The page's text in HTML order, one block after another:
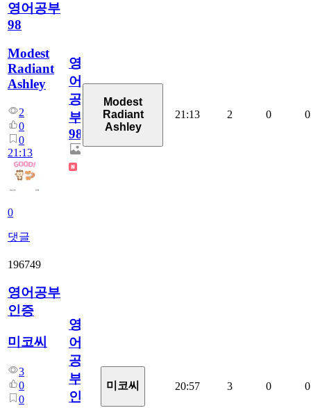
영어공부
98
Modest
Radiant
Ashley
2
0
0
21:13
0
댓글
영
어
공
부
98
Modest
Radiant
Ashley
21:13 2 0 0
196749
영어공부
인증
미코씨
3
0
0
영
어
공
부
인
미코씨 20:57 3 0 0